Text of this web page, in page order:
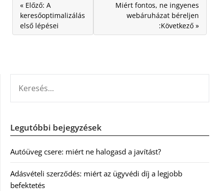
« Előző: A
keresőoptimalizálás
első lépései
Miért fontos, ne ingyenes
webáruházat béreljen
:Következő »
Legutóbbi bejegyzések
Autóüveg csere: miért ne halogasd a javítást?
Adásvételi szerződés: miért az ügyvédi díj a legjobb
befektetés